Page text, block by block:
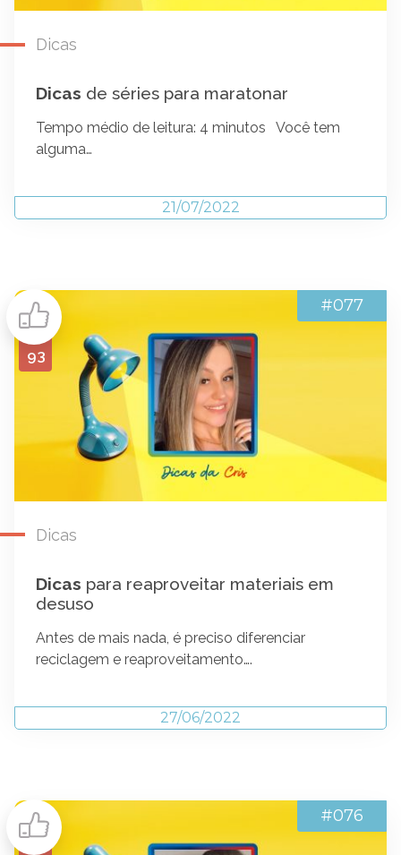
Dicas
Dicas de séries para maratonar
Tempo médio de leitura: 4 minutos Você tem
alguma…
21/07/2022
93
Dicas
Dicas para reaproveitar materiais em
desuso
Antes de mais nada, é preciso diferenciar
reciclagem e reaproveitamento….
#077
27/06/2022
#076